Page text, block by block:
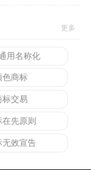
更多
用名称化
色商标
标交易
在先原则
无效宣告